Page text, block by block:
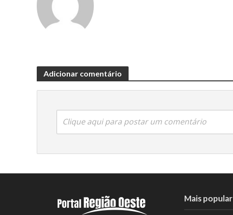
Adicionar comentário
Clique aqui para postar um comentário
Mais popular